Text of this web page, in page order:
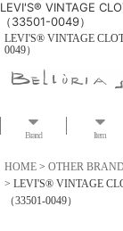
LEVI'S® VINTAGE
（33501-0049）
LEVI'S® VINTAGE
0049）
Brand Item
HOME > OTHER
> LEVI'S® VINTAGE
（33501-0049）